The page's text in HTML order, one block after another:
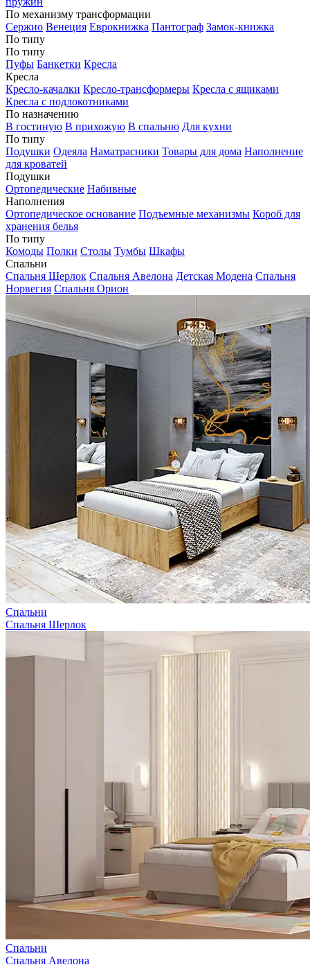
По механизму трансформации
Сержио Венеция Еврокнижка Пантограф Замок-книжка
По типу
По типу
Пуфы Банкетки Кресла
Кресла
Кресло-качалки Кресло-трансформеры Кресла с ящиками
Кресла с подлокотниками
По назначению
В гостиную В прихожую В спальню Для кухни
По типу
Подушки Одеяла Наматрасники Товары для дома Наполнение
для кроватей
Подушки
Ортопедические Набивные
Наполнения
Ортопедическое основание Подъемные механизмы Короб для
хранения белья
По типу
Комоды Полки Столы Тумбы Шкафы
Спальни
Спальня Шерлок Спальня Авелона Детская Модена Спальня
Норвегия Спальня Орион
Спальни
Спальня Шерлок
Спальни
Спальня Авелона